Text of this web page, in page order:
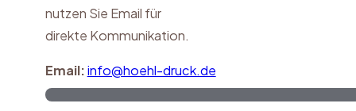
nutzen Sie Email für
direkte Kommunikation.
Email:info@hoehl-druck.de